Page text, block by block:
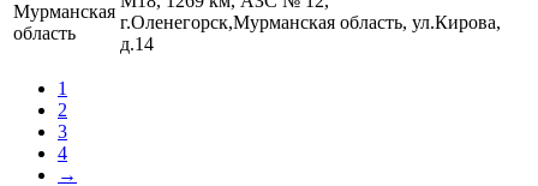
Мурманская
область
г.Оленегорск,Мурманская область, ул.Кирова,
д.14
1
2
3
4
→